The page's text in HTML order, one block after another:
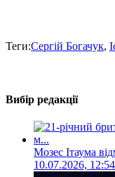
Теги:Сергій Богачук,
Вибір редакції
Мозес Ітаума
10.07.2026, 12:54